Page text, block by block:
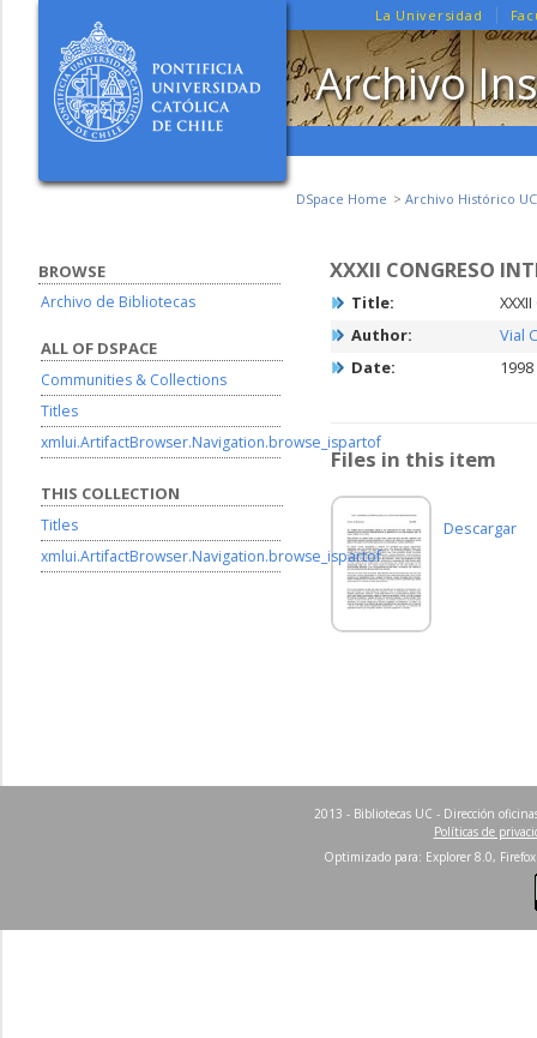
La Universidad
Archivo
DSpace Home Archivo Histórico UC
XXXII CONGRESO
Title:
Author:
Vial
Date:
1998
Files in this item
Descargar
BROWSE
Archivo de Bibliotecas
ALL OF DSPACE
Communities & Collections
Titles
xmlui.ArtifactBrowser.Navigation.browse_ispartof
THIS COLLECTION
Titles
xmlui.ArtifactBrowser.Navigation.browse_ispartof
2013 - Bibliotecas UC - Dirección
Políticas de
Optimizado para: Explorer 8.0,